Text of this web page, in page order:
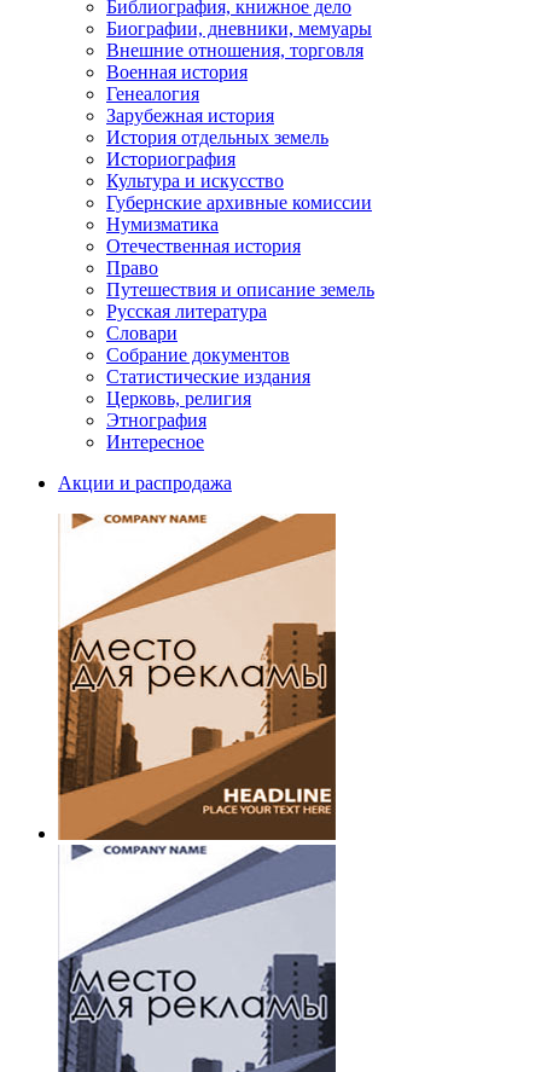
Библиография, книжное дело
Биографии, дневники, мемуары
Внешние отношения, торговля
Военная история
Генеалогия
Зарубежная история
История отдельных земель
Историография
Культура и искусство
Губернские архивные комиссии
Нумизматика
Отечественная история
Право
Путешествия и описание земель
Русская литература
Словари
Собрание документов
Статистические издания
Церковь, религия
Этнография
Интересное
Акции и распродажа